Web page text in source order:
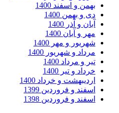
بهمن و اسفند 1400
دی و بهمن 1400
آبان و آذر 1400
مهر و آبان 1400
شهریور و مهر 1400
مرداد و شهریور 1400
تیر و مرداد 1400
خرداد و تیر 1400
اردیبهشت و خرداد 1400
اسفند و فروردین 1399
اسفند و فروردین 1398